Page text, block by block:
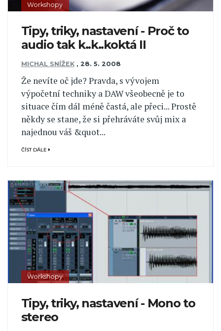
Workshopy
Tipy, triky, nastavení - Proč to
audio tak k..k..koktá II
MICHAL SNÍŽEK , 28. 5. 2008
Že nevíte oč jde? Pravda, s vývojem
výpočetní techniky a DAW všeobecně je to
situace čím dál méně častá, ale přeci... Prostě
někdy se stane, že si přehráváte svůj mix a
najednou váš &quot...
ČÍST DÁLE
Workshopy
Tipy, triky, nastavení - Mono to
stereo